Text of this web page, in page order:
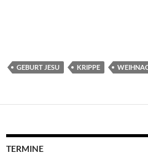
GEBURT JESU KRIPPE
TERMINE